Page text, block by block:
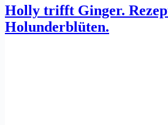
Holly trifft Ginger.
Holunderblüten.